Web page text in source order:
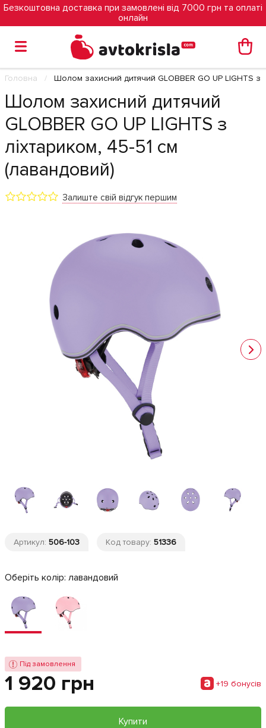
Безкоштовна доставка при замовлені від 7000 грн та оплаті
онлайн
Головна Шолом захисний дитячий GLOBBER GO UP LIGHTS з
Шолом захисний дитячий
GLOBBER GO UP LIGHTS з
ліхтариком, 45-51 см
(лавандовий)
Залиште свій відгук першим
Артикул: 506-103 Код товару: 51336
Оберіть колір: лавандовий
Під замовлення
1 920 грн +19 бонусiв
Купити